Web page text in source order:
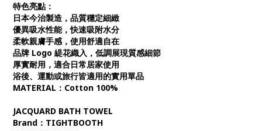
特色亮點：
日本今治製造，品質穩定細緻
優異吸水性能，快速吸附水分
柔軟親膚手感，使用舒適自在
品牌 Logo 緹花織入，低調展現質感細節
厚實耐用，適合日常居家使用
浴後、運動或旅行皆適用的實用單品
MATERIAL：Cotton 100%
JACQUARD BATH TOWEL
Brand：TIGHTBOOTH